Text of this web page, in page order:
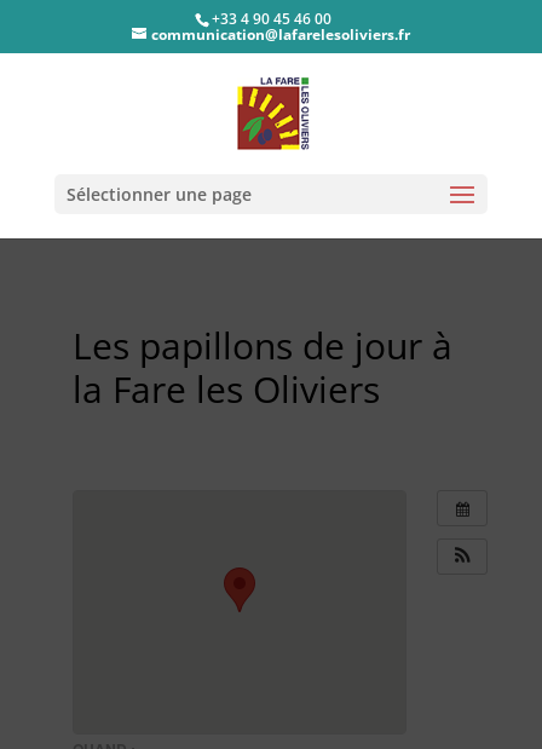
+33 4 90 45 46 00
communication@lafarelesoliviers.fr
Sélectionner une page
Les papillons de jour à
la Fare les Oliviers